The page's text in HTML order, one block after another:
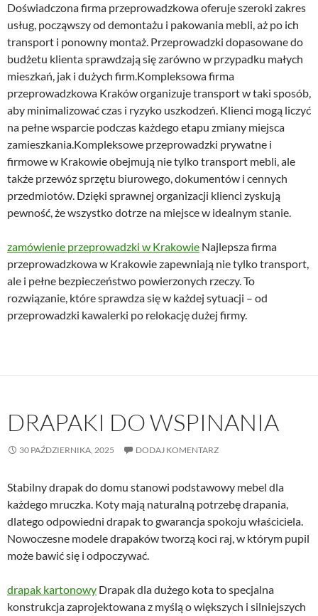
Doświadczona firma przeprowadzkowa oferuje szeroki zakres
usług, począwszy od demontażu i pakowania mebli, aż po ich
transport i ponowny montaż. Przeprowadzki dopasowane do
budżetu klienta sprawdzają się zarówno w przypadku małych
mieszkań, jak i dużych firm.Kompleksowa firma
przeprowadzkowa Kraków organizuje transport w taki sposób,
aby minimalizować czas i ryzyko uszkodzeń. Klienci mogą liczyć
na pełne wsparcie podczas każdego etapu zmiany miejsca
zamieszkania.Kompleksowe przeprowadzki prywatne i
firmowe w Krakowie obejmują nie tylko transport mebli, ale
także przewóz sprzętu biurowego, dokumentów i cennych
przedmiotów. Dzięki sprawnej organizacji klienci zyskują
pewność, że wszystko dotrze na miejsce w idealnym stanie.
zamówienie przeprowadzki w Krakowie Najlepsza firma
przeprowadzkowa w Krakowie zapewniają nie tylko transport,
ale i pełne bezpieczeństwo powierzonych rzeczy. To
rozwiązanie, które sprawdza się w każdej sytuacji – od
przeprowadzki kawalerki po relokację dużej firmy.
DRAPAKI DO WSPINANIA
30 PAŹDZIERNIKA, 2025 DODAJ KOMENTARZ
Stabilny drapak do domu stanowi podstawowy mebel dla
każdego mruczka. Koty mają naturalną potrzebę drapania,
dlatego odpowiedni drapak to gwarancja spokoju właściciela.
Nowoczesne modele drapaków tworzą koci raj, w którym pupil
może bawić się i odpoczywać.
drapak kartonowy Drapak dla dużego kota to specjalna
konstrukcja zaprojektowana z myślą o większych i silniejszych